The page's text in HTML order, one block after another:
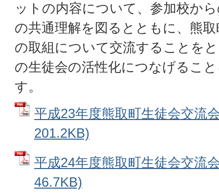
ットの内容について、参加校か
の共通理解を図るとともに、熊
の取組について交流することを
の生徒会の活性化につなげるこ
す。
平成23年度熊取町生徒会交流
201.2KB)
平成24年度熊取町生徒会交流
46.7KB)